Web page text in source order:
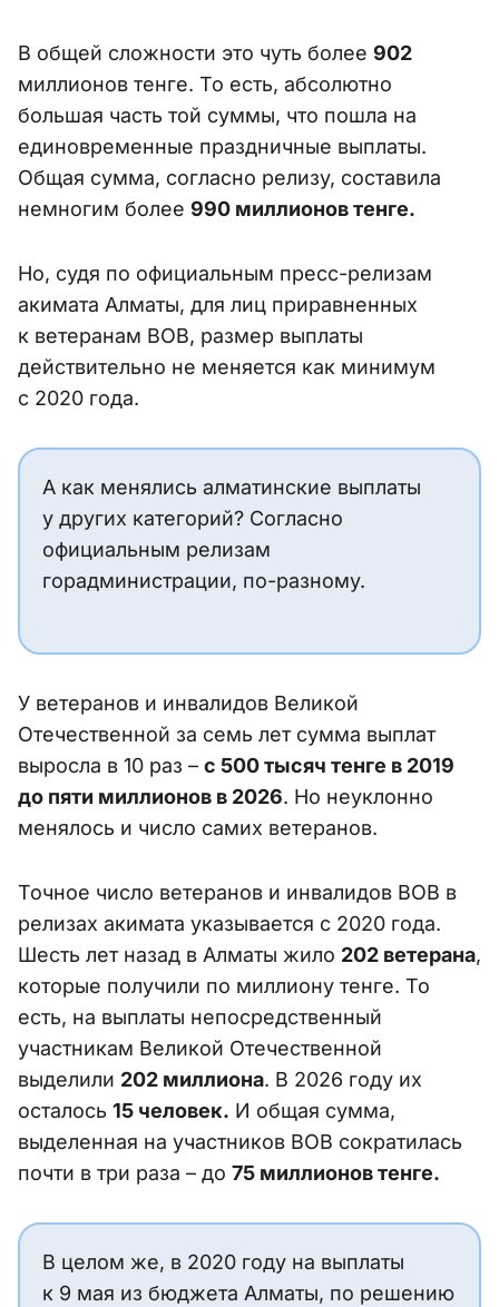
В общей сложности это чуть более 902
миллионов тенге. То есть, абсолютно
большая часть той суммы, что пошла на
единовременные праздничные выплаты.
Общая сумма, согласно релизу, составила
немногим более 990 миллионов тенге.
Но, судя по официальным пресс-релизам
акимата Алматы, для лиц приравненных
к ветеранам ВОВ, размер выплаты
действительно не меняется как минимум
с 2020 года.
А как менялись алматинские выплаты
у других категорий? Согласно
официальным релизам
горадминистрации, по-разному.
У ветеранов и инвалидов Великой
Отечественной за семь лет сумма выплат
выросла в 10 раз – с 500 тысяч тенге в 2019
до пяти миллионов в 2026. Но неуклонно
менялось и число самих ветеранов.
Точное число ветеранов и инвалидов ВОВ в
релизах акимата указывается с 2020 года.
Шесть лет назад в Алматы жило 202 ветерана,
которые получили по миллиону тенге. То
есть, на выплаты непосредственный
участникам Великой Отечественной
выделили 202 миллиона. В 2026 году их
осталось 15 человек. И общая сумма,
выделенная на участников ВОВ сократилась
почти в три раза – до 75 миллионов тенге.
В целом же, в 2020 году на выплаты
к 9 мая из бюджета Алматы, по решению